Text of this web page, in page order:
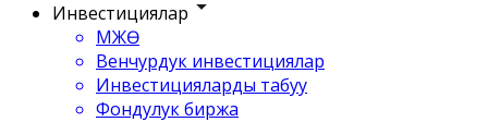
Инвестициялар
МЖӨ
Венчурдук инвестициялар
Инвестицияларды табуу
Фондулук биржа